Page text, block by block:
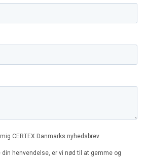
om din brug af vores websted
du har givet dem, eller som de
Ydeevne Målretning
Uklassificerede